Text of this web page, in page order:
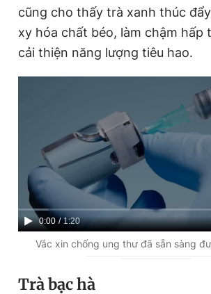
cũng cho thấy trà xanh thúc
xy hóa chất béo, làm chậm hấp
cải thiện năng lượng tiêu hao.
C
u
r
0:00 / D
u
a
1:20
Vắc xin chống ung thư đã sẵn sàng
Trà bạc hà